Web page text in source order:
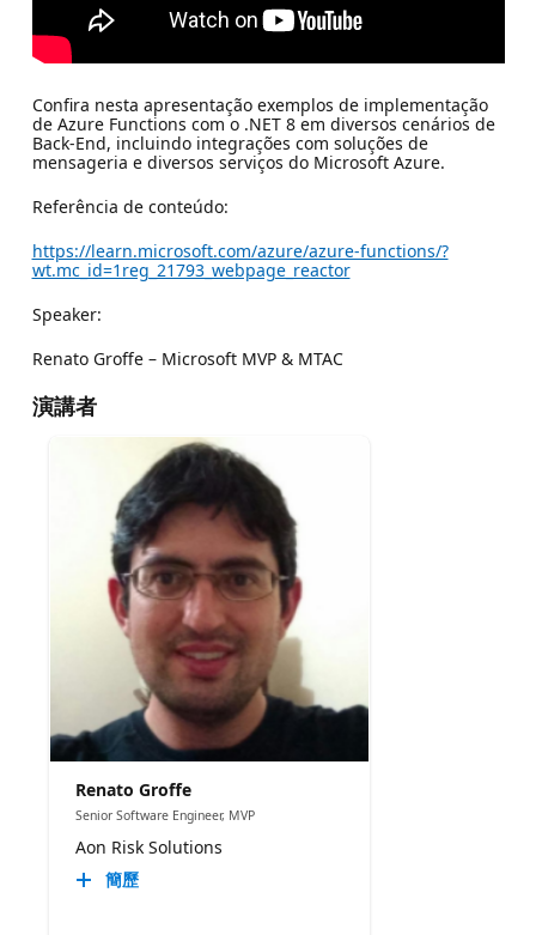
Confira nesta apresentação exemplos de implementação
de Azure Functions com o .NET 8 em diversos cenários de
Back-End, incluindo integrações com soluções de
mensageria e diversos serviços do Microsoft Azure.
Referência de conteúdo:
https://learn.microsoft.com/azure/azure-functions/?
wt.mc_id=1reg_21793_webpage_reactor
Speaker:
Renato Groffe – Microsoft MVP & MTAC
演講者
Renato Groffe
Senior Software Engineer, MVP
Aon Risk Solutions
簡歷